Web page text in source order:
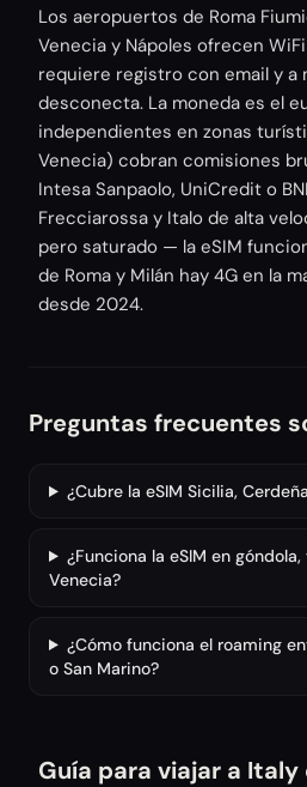
Los aeropuertos de Roma
Venecia y Nápoles ofrecen
requiere registro con email y a
desconecta. La moneda es el
independientes en zonas
Venecia) cobran comisiones
Intesa Sanpaolo, UniCredit o
Frecciarossa y Italo de alta
pero saturado — la eSIM
de Roma y Milán hay 4G en la
desde 2024.
Preguntas frecuentes
¿Cubre la eSIM Sicilia,
¿Funciona la eSIM en
Venecia?
¿Cómo funciona el roaming
o San Marino?
Guía para viajar a Italy